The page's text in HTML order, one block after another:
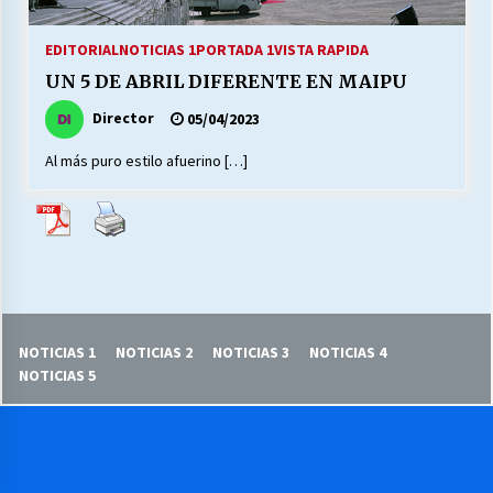
LABORAL:
Escuela hospitalaria El Carmen de Maipu.
VOLVER A SER ALTERNATIVA
EDITORIALNOTICIAS 1PORTADA 1VISTA RAPIDA
UN 5 DE ABRIL DIFERENTE EN MAIPU
Director 05/04/2023
Al más puro estilo afuerino […]
NOTICIAS 1 NOTICIAS 2 NOTICIAS 3
NOTICIAS 4
NOTICIAS 5